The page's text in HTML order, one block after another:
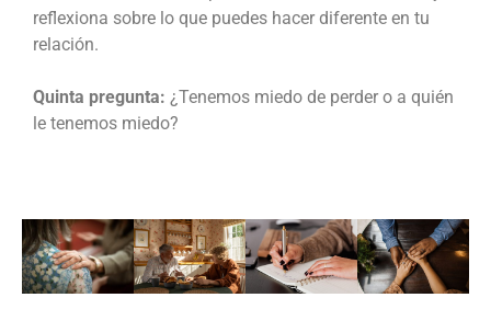
reflexiona sobre lo que puedes hacer diferente en tu
relación.
Quinta pregunta: ¿Tenemos miedo de perder o a quién
le tenemos miedo?